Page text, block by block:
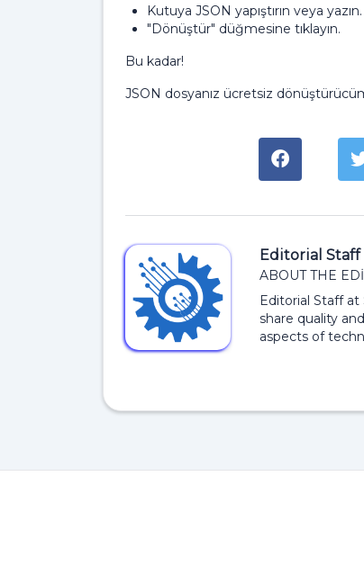
Kutuya JSON yapıştırın veya yazın.
"Dönüştür" düğmesine tıklayın.
Bu kadar!
JSON dosyanız ücretsiz
Editorial Staff
ABOUT THE
Editorial Staff
share quality
aspects of